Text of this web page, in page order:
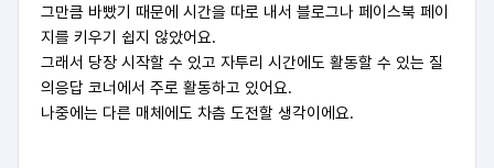
그만큼 바빴기 때문에 시간을 따로 내서 블로그나 페이스북 페이
지를 키우기 쉽지 않았어요.
그래서 당장 시작할 수 있고 자투리 시간에도 활동할 수 있는 질
의응답 코너에서 주로 활동하고 있어요.
나중에는 다른 매체에도 차츰 도전할 생각이에요.